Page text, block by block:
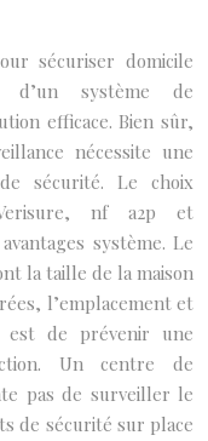
sécuriser domicile
d’un système de
efficace. Bien sûr,
nécessite une
sécurité. Le choix
nf a2p et
système. Le
la taille de la maison
l’emplacement et
est de prévenir une
Un centre de
pas de surveiller le
de sécurité sur place